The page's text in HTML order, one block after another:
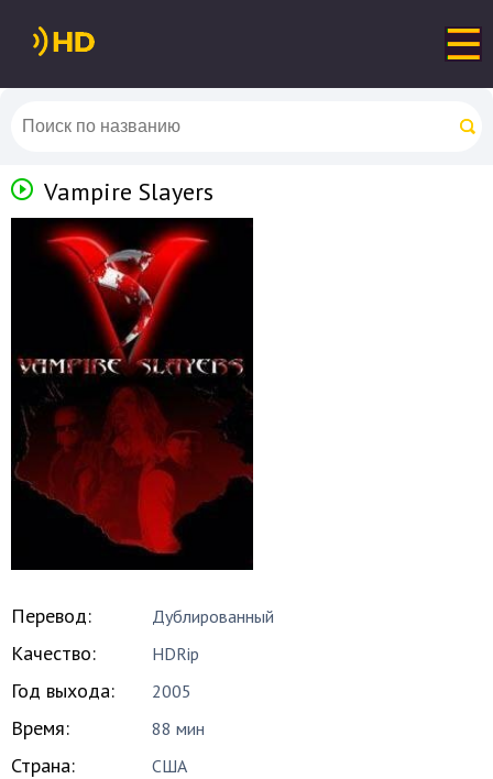
Vampire Slayers
Перевод: Дублированный
Качество: HDRip
Год выхода: 2005
Время: 88 мин
Страна: США